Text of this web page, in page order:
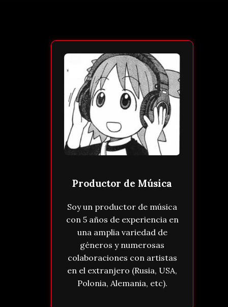
Productor de Música
Soy un productor de música
con 5 años de experiencia en
una amplia variedad de
géneros y numerosas
colaboraciones con artistas
en el extranjero (Rusia, USA,
Polonia, Alemania, etc).